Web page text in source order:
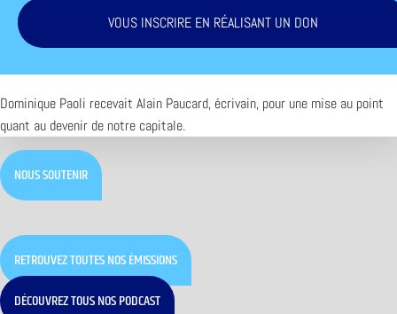
VOUS INSCRIRE EN RÉALISANT UN DON
Dominique Paoli recevait Alain Paucard, écrivain, pour une mise au point
quant au devenir de notre capitale.
NOUS SOUTENIR
RETROUVEZ TOUTES NOS ÉMISSIONS
DÉCOUVREZ TOUS NOS PODCAST